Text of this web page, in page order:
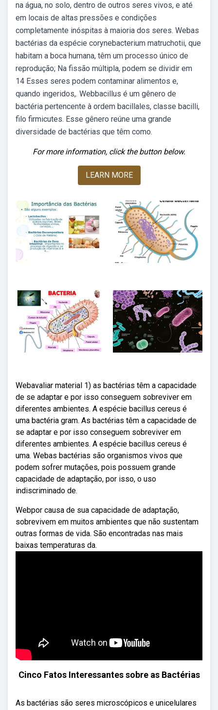
na água, no solo, dentro de outros seres vivos, e até
em locais de altas pressões e condições
completamente inóspitas à maioria dos seres. Webas
bactérias da espécie corynebacterium matruchotii, que
habitam a boca humana, têm um processo único de
reprodução; Na fissão múltipla, podem se dividir em
14 Esses seres podem contaminar alimentos e,
quando ingeridos,. Webbacillus é um gênero de
bactéria pertencente à ordem bacillales, classe bacilli,
filo firmicutes. Esse gênero reúne uma grande
diversidade de bactérias que têm como.
For more information, click the button below.
LEARN MORE
Webavaliar material 1) as bactérias têm a capacidade
de se adaptar e por isso conseguem sobreviver em
diferentes ambientes. A espécie bacillus cereus é
uma bactéria gram. As bactérias têm a capacidade de
se adaptar e por isso conseguem sobreviver em
diferentes ambientes. A espécie bacillus cereus é
uma. Webas bactérias são organismos vivos que
podem sofrer mutações, pois possuem grande
capacidade de adaptação, por isso, o uso
indiscriminado de.
Webpor causa de sua capacidade de adaptação,
sobrevivem em muitos ambientes que não sustentam
outras formas de vida. São encontradas nas mais
baixas temperaturas da.
Cinco Fatos Interessantes sobre as Bactérias
As bactérias são seres microscópicos e unicelulares